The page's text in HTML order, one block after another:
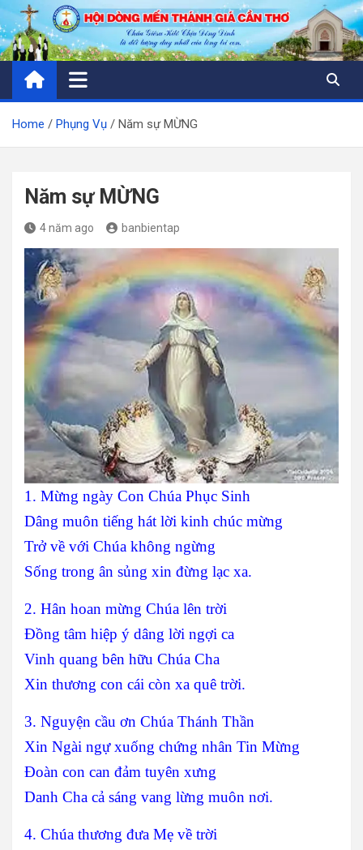
Skip
to
content
Home Phụng Vụ Năm sự MỪNG
Năm sự MỪNG
4 năm ago banbientap
1. Mừng ngày Con Chúa Phục Sinh
Dâng muôn tiếng hát lời kinh chúc mừng
Trở về với Chúa không ngừng
Sống trong ân sủng xin đừng lạc xa.
2. Hân hoan mừng Chúa lên trời
Đồng tâm hiệp ý dâng lời ngợi ca
Vinh quang bên hữu Chúa Cha
Xin thương con cái còn xa quê trời.
3. Nguyện cầu ơn Chúa Thánh Thần
Xin Ngài ngự xuống chứng nhân Tin Mừng
Đoàn con can đảm tuyên xưng
Danh Cha cả sáng vang lừng muôn nơi.
4. Chúa thương đưa Mẹ về trời